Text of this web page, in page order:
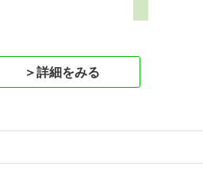
＞詳細をみる